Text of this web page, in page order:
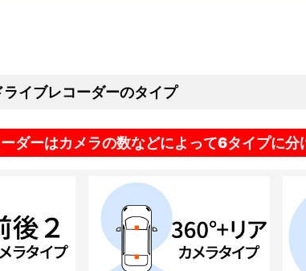
イブレコーダーのタイプ
ダーはカメラの数などによって6タイプに分